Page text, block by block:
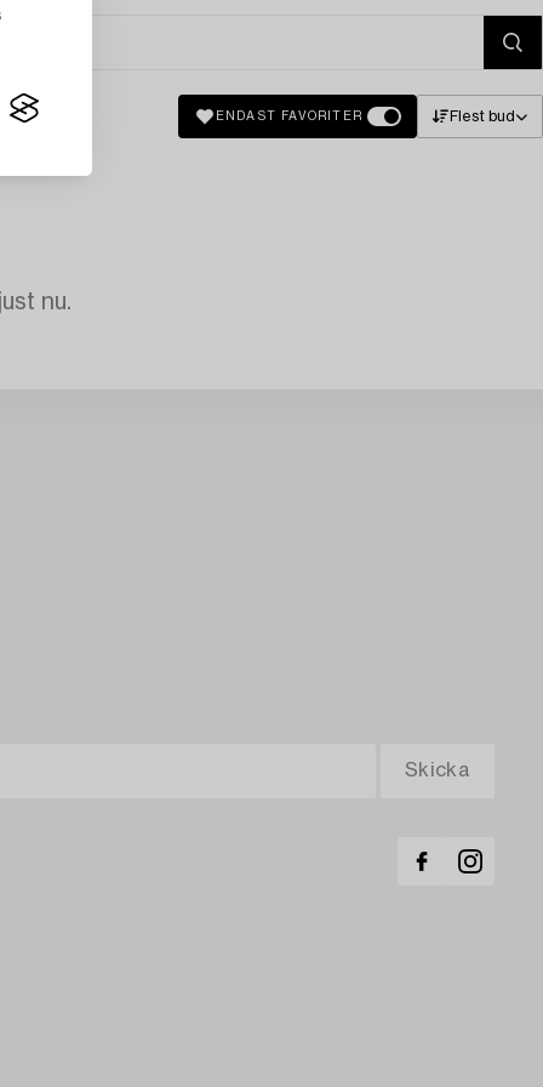
ENDAST FAVORITER Flest bud
nu.